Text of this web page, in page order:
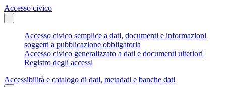
Accesso civico
Accesso civico semplice a dati, documenti e informazioni
soggetti a pubblicazione obbligatoria
Accesso civico generalizzato a dati e documenti ulteriori
Registro degli accessi
Accessibilità e catalogo di dati, metadati e banche dati